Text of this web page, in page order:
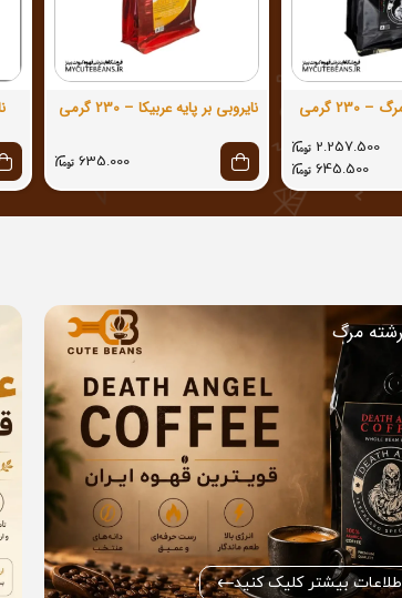
گرمی
2.257.500
645.500
نایروبی بر پایه عربیکا – 230 گرمی
635.000
مرگ
بیشتر کلیک کنید